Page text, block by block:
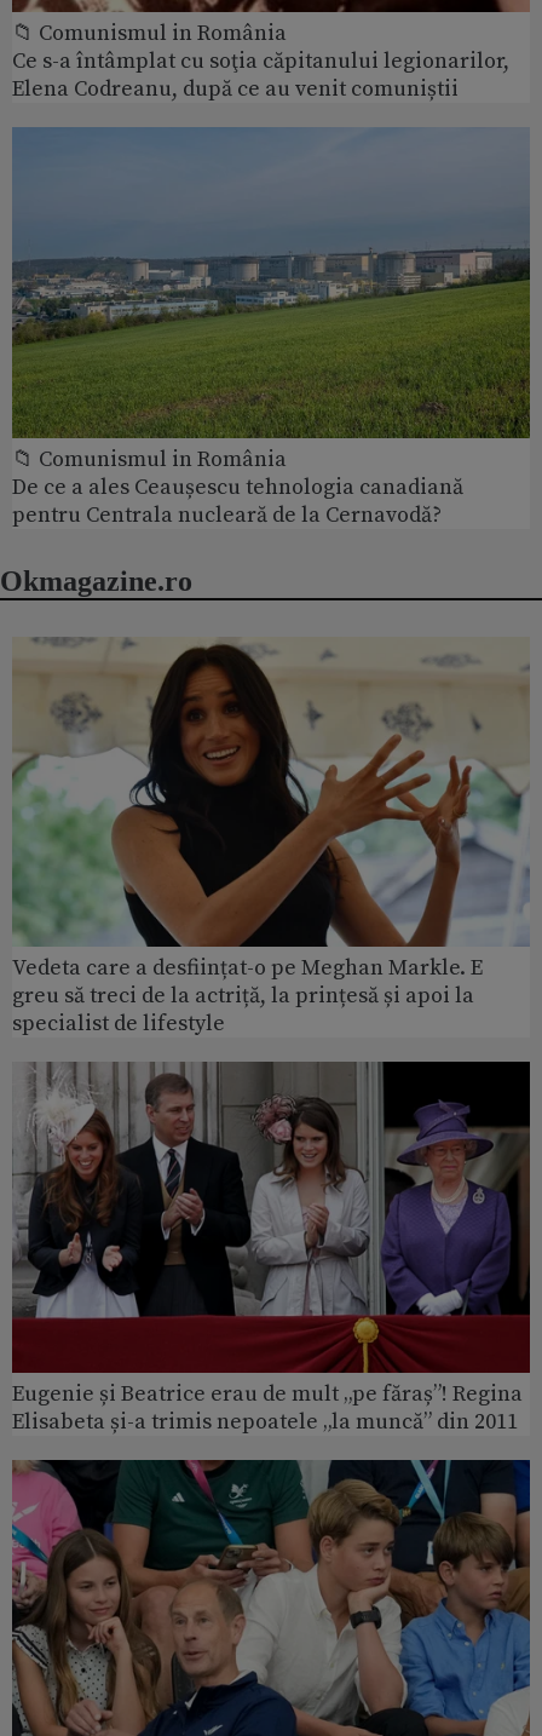
📁 Comunismul in România
Ce s-a întâmplat cu soţia căpitanului legionarilor,
Elena Codreanu, după ce au venit comuniștii
📁 Comunismul in România
De ce a ales Ceaușescu tehnologia canadiană
pentru Centrala nucleară de la Cernavodă?
Okmagazine.ro
Vedeta care a desființat-o pe Meghan Markle. E
greu să treci de la actriță, la prințesă și apoi la
specialist de lifestyle
Eugenie și Beatrice erau de mult „pe făraș”! Regina
Elisabeta și-a trimis nepoatele „la muncă” din 2011